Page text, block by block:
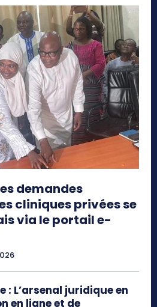
demandes
cliniques privées se
via le portail e-
: L’arsenal juridique en
en ligne et de